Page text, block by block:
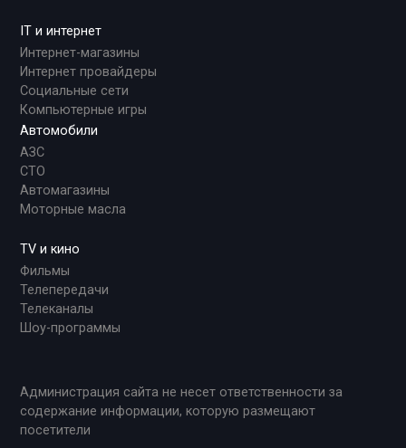
IT и интернет
Интернет-магазины
Интернет провайдеры
Социальные сети
Компьютерные игры
Автомобили
АЗС
СТО
Автомагазины
Моторные масла
TV и кино
Фильмы
Телепередачи
Телеканалы
Шоу-программы
Администрация сайта не несет ответственности за
содержание информации, которую размещают
посетители